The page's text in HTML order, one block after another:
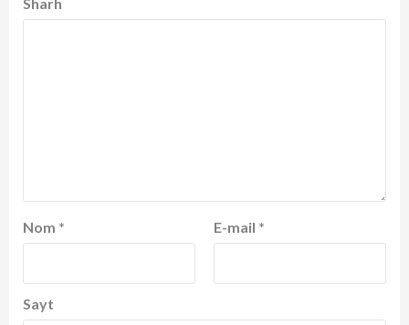
Nom * E-mail *
Sayt